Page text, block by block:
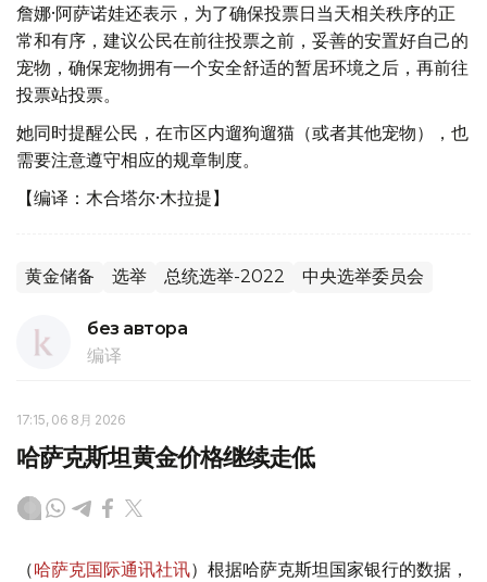
詹娜·阿萨诺娃还表示，为了确保投票日当天相关秩序的正
常和有序，建议公民在前往投票之前，妥善的安置好自己的
宠物，确保宠物拥有一个安全舒适的暂居环境之后，再前往
投票站投票。
她同时提醒公民，在市区内遛狗遛猫（或者其他宠物），也
需要注意遵守相应的规章制度。
【编译：木合塔尔·木拉提】
黄金储备 选举 总统选举-2022 中央选举委员会
без автора
编译
17:15, 06 8月 2026
哈萨克斯坦黄金价格继续走低
（哈萨克国际通讯社讯）根据哈萨克斯坦国家银行的数据，